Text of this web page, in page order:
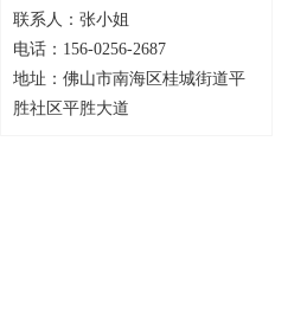
联系人：张小姐
电话：156-0256-2687
地址：佛山市南海区桂城街道平
胜社区平胜大道